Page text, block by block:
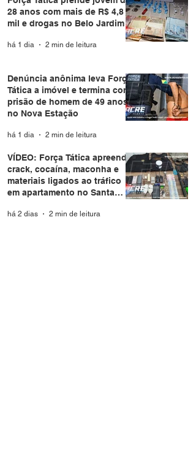
28 anos com mais de R$ 4,8
mil e drogas no Belo Jardim I
há 1 dia 2 min de leitura
Denúncia anônima leva Força
Tática a imóvel e termina com
prisão de homem de 49 anos
no Nova Estação
há 1 dia 2 min de leitura
VÍDEO: Força Tática apreende
crack, cocaína, maconha e
materiais ligados ao tráfico
em apartamento no Santa
há 2 dias 2 min de leitura